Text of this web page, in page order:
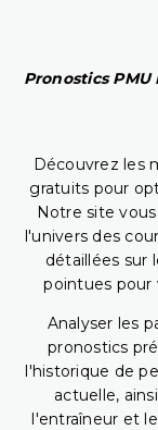
Pronostics PMU
Découvrez les
gratuits pour
Notre site
l'univers des
détaillées sur
pointues pour
Analyser les
pronostics
l'historique de
actuelle,
l'entraîneur et